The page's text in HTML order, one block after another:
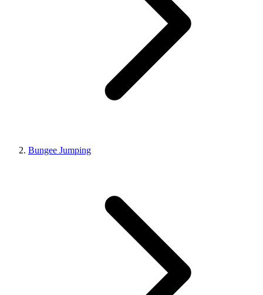
Bungee Jumping